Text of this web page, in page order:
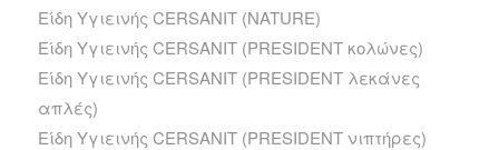
Είδη Υγιεινής CERSANIT (NATURE)
Είδη Υγιεινής CERSANIT (PRESIDENT κολώνες)
Είδη Υγιεινής CERSANIT (PRESIDENT λεκάνες
απλές)
Είδη Υγιεινής CERSANIT (PRESIDENT νιπτήρες)